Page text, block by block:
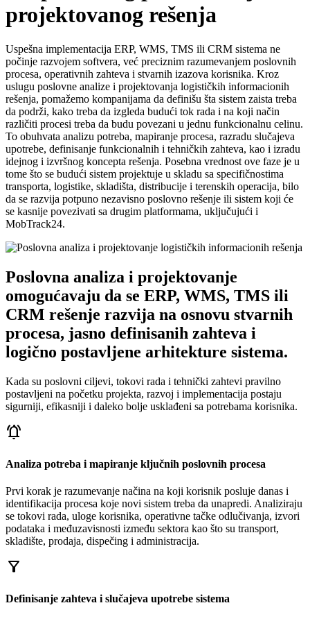
projektovanog rešenja
Uspešna implementacija ERP, WMS, TMS ili CRM sistema ne
počinje razvojem softvera, već preciznim razumevanjem poslovnih
procesa, operativnih zahteva i stvarnih izazova korisnika. Kroz
uslugu poslovne analize i projektovanja logističkih informacionih
rešenja, pomažemo kompanijama da definišu šta sistem zaista treba
da podrži, kako treba da izgleda budući tok rada i na koji način
različiti procesi treba da budu povezani u jednu funkcionalnu celinu.
To obuhvata analizu potreba, mapiranje procesa, razradu slučajeva
upotrebe, definisanje funkcionalnih i tehničkih zahteva, kao i izradu
idejnog i izvršnog koncepta rešenja. Posebna vrednost ove faze je u
tome što se budući sistem projektuje u skladu sa specifičnostima
transporta, logistike, skladišta, distribucije i terenskih operacija, bilo
da se razvija potpuno nezavisno poslovno rešenje ili sistem koji će
se kasnije povezivati sa drugim platformama, uključujući i
MobTrack24.
Poslovna analiza i projektovanje
omogućavaju da se ERP, WMS, TMS ili
CRM rešenje razvija na osnovu stvarnih
procesa, jasno definisanih zahteva i
logično postavljene arhitekture sistema.
Kada su poslovni ciljevi, tokovi rada i tehnički zahtevi pravilno
postavljeni na početku projekta, razvoj i implementacija postaju
sigurniji, efikasniji i daleko bolje usklađeni sa potrebama korisnika.
notifications_active
Analiza potreba i mapiranje ključnih poslovnih procesa
Prvi korak je razumevanje načina na koji korisnik posluje danas i
identifikacija procesa koje novi sistem treba da unapredi. Analiziraju
se tokovi rada, uloge korisnika, operativne tačke odlučivanja, izvori
podataka i međuzavisnosti između sektora kao što su transport,
skladište, prodaja, dispečing i administracija.
filter_alt
Definisanje zahteva i slučajeva upotrebe sistema